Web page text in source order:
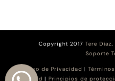
Copyright 2017 Tere Díaz
Soporte
Aviso de Privacidad |
Privacidad | Principios de